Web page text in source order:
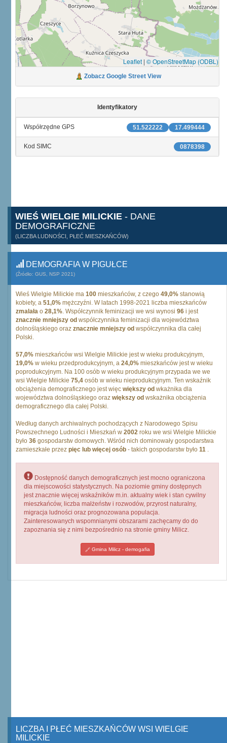
Leaflet | © OpenStreetMap (ODBL)
Zobacz Google Street View
Identyfikatory
17.499444
51.522222
Współrzędne GPS
0878398
Kod SIMC
WIEŚ WIELGIE MILICKIE - DANE
DEMOGRAFICZNE
(LICZBA LUDNOŚCI, PŁEĆ MIESZKAŃCÓW)
DEMOGRAFIA W PIGUŁCE
(Źródło: GUS, NSP 2021)
Wieś Wielgie Milickie ma 100 mieszkańców, z czego 49,0% stanowią
kobiety, a 51,0% mężczyźni. W latach 1998-2021 liczba mieszkańców
zmalała o 28,1%. Współczynnik feminizacji we wsi wynosi 96 i jest
znacznie mniejszy od współczynnika feminizacji dla województwa
dolnośląskiego oraz znacznie mniejszy od współczynnika dla całej
Polski.
57,0% mieszkańców wsi Wielgie Milickie jest w wieku produkcyjnym,
19,0% w wieku przedprodukcyjnym, a 24,0% mieszkańców jest w wieku
poprodukcyjnym. Na 100 osób w wieku produkcyjnym przypada we we
wsi Wielgie Milickie 75,4 osób w wieku nieprodukcyjnym. Ten wskaźnik
obciążenia demograficznego jest więc większy od wkażnika dla
województwa dolnośląskiego oraz większy od wskażnika obciążenia
demograficznego dla całej Polski.
Według danych archiwalnych pochodzących z Narodowego Spisu
Powszechnego Ludności i Mieszkań w 2002 roku we wsi Wielgie Milickie
było 36 gospodarstw domowych. Wśród nich dominowały gospodarstwa
zamieszkałe przez pięc lub więcej osób - takich gospodarstw było 11 .
Dostępność danych demograficznych jest mocno ograniczona
dla miejscowości statystycznych. Na poziomie gminy dostępnych
jest znacznie więcej wskaźników m.in. aktualny wiek i stan cywilny
mieszkańców, liczba małżeństw i rozwodów, przyrost naturalny,
migracja ludności oraz prognozowana populacja.
Zainteresowanych wspomnianymi obszarami zachęcamy do do
zapoznania się z nimi bezpośrednio na stronie gminy Milicz.
Gmina Milicz - demogafia
LICZBA I PŁEĆ MIESZKAŃCÓW WSI WIELGIE
MILICKIE